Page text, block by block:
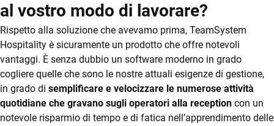
Financial Solutions
HR
Trust Services
TeamSystem Corporate
TeamSystem Store
PAGAMENTI
DIGITALI
Integrazione TS
Pay
Monetica
REVENUE
MANAGEMENT
TeamSystem AI
Revenue
Management
al vostro modo di lavorare?
Rispetto alla soluzione che avevamo prima, TeamSystem
Hospitality è sicuramente un prodotto che offre notevoli
vantaggi. È senza dubbio un software moderno in grado
cogliere quelle che sono le nostre attuali esigenze di gestione,
in grado di semplificare e velocizzare le numerose attività
quotidiane che gravano sugli operatori alla reception con un
notevole risparmio di tempo e di fatica nell’apprendimento delle